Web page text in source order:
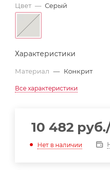
Цвет — Серый
Характеристики
Материал — Конкрит
Все характеристики
10 482 руб.
Нет в наличии